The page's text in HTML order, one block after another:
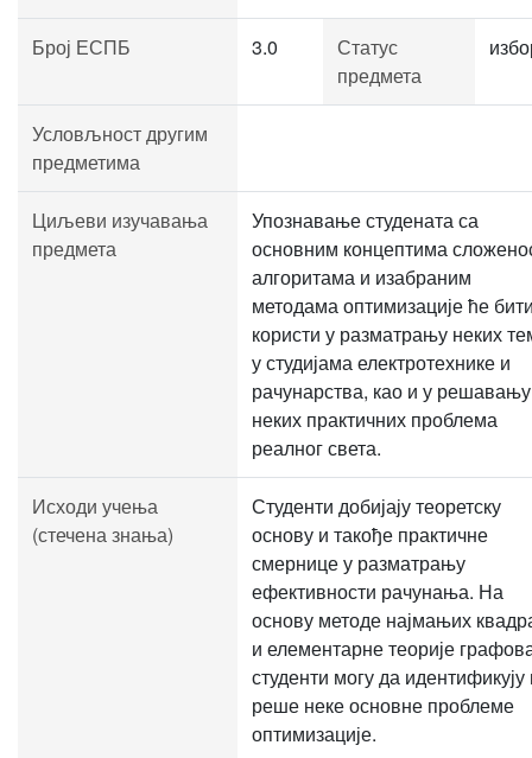
Број ЕСПБ 3.0
Статус
предмета
Условљност другим
предметима
Циљеви изучавања
предмета
Упознавање студената са
основним концептима
алгоритама и изабраним
методама оптимизације ће
користи у разматрању неких
у студијама електротехнике и
рачунарства, као и у решавању
неких практичних проблема
реалног света.
Исходи учења
(стечена знања)
Студенти добијају теоретску
основу и такође практичне
смернице у разматрању
ефективности рачунања. На
основу методе најмањих
и елементарне теорије
студенти могу да идентификују
реше неке основне проблеме
оптимизације.